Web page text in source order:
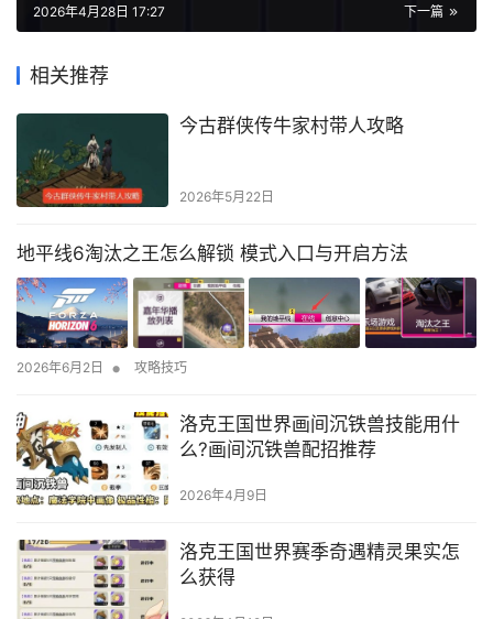
下一篇
2026年4月28日 17:27
相关推荐
今古群侠传牛家村带人攻略
2026年5月22日
地平线6淘汰之王怎么解锁 模式入口与开启方法
2026年6月2日 • 攻略技巧
洛克王国世界画间沉铁兽技能用什
么?画间沉铁兽配招推荐
2026年4月9日
洛克王国世界赛季奇遇精灵果实怎
么获得